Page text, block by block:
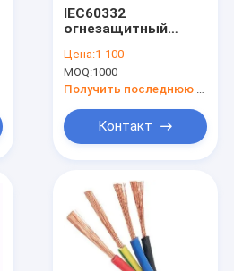
IEC60332
огнезащитный
низшего
напряжения кабеля
системы
Цена:1-100
MOQ:1000
Получить последнюю цену
Контакт